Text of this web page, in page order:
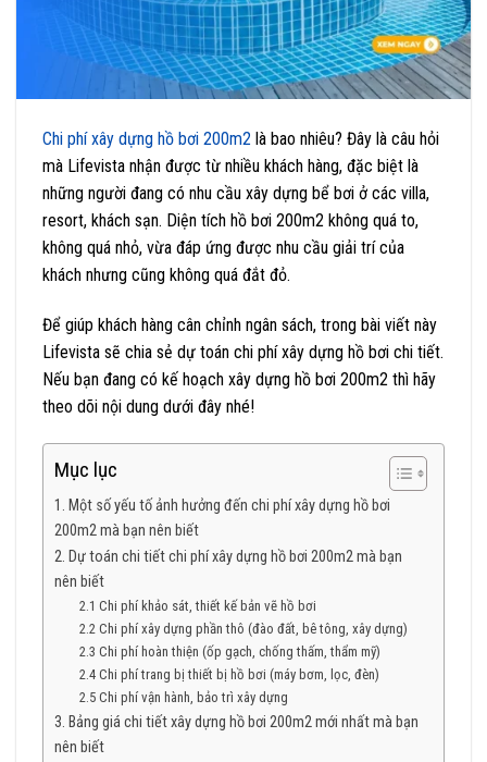
Chi phí xây dựng hồ bơi 200m2 là bao nhiêu? Đây là câu hỏi
mà Lifevista nhận được từ nhiều khách hàng, đặc biệt là
những người đang có nhu cầu xây dựng bể bơi ở các villa,
resort, khách sạn. Diện tích hồ bơi 200m2 không quá to,
không quá nhỏ, vừa đáp ứng được nhu cầu giải trí của
khách nhưng cũng không quá đắt đỏ.
Để giúp khách hàng cân chỉnh ngân sách, trong bài viết này
Lifevista sẽ chia sẻ dự toán chi phí xây dựng hồ bơi chi tiết.
Nếu bạn đang có kế hoạch xây dựng hồ bơi 200m2 thì hãy
theo dõi nội dung dưới đây nhé!
Mục lục
1. Một số yếu tố ảnh hưởng đến chi phí xây dựng hồ bơi
200m2 mà bạn nên biết
2. Dự toán chi tiết chi phí xây dựng hồ bơi 200m2 mà bạn
nên biết
2.1 Chi phí khảo sát, thiết kế bản vẽ hồ bơi
2.2 Chi phí xây dựng phần thô (đào đất, bê tông, xây dựng)
2.3 Chi phí hoàn thiện (ốp gạch, chống thấm, thẩm mỹ)
2.4 Chi phí trang bị thiết bị hồ bơi (máy bơm, lọc, đèn)
2.5 Chi phí vận hành, bảo trì xây dựng
3. Bảng giá chi tiết xây dựng hồ bơi 200m2 mới nhất mà bạn
nên biết